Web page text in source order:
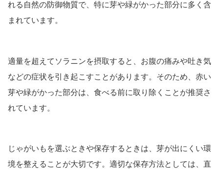
れる自然の防御物質で、特に芽や緑がかった部分に多く含
まれています。
適量を超えてソラニンを摂取すると、お腹の痛みや吐き気
などの症状を引き起こすことがあります。そのため、赤い
芽や緑がかった部分は、食べる前に取り除くことが推奨さ
れています。
じゃがいもを選ぶときや保存するときは、芽が出にくい環
境を整えることが大切です。適切な保存方法としては、直